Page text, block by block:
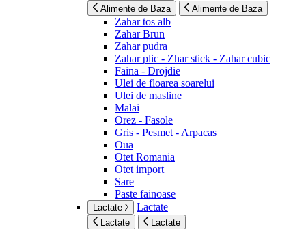
Alimente de Baza Alimente de Baza
Zahar tos alb
Zahar Brun
Zahar pudra
Zahar plic - Zhar stick - Zahar cubic
Faina - Drojdie
Ulei de floarea soarelui
Ulei de masline
Malai
Orez - Fasole
Gris - Pesmet - Arpacas
Oua
Otet Romania
Otet import
Sare
Paste fainoase
Lactate Lactate
Lactate Lactate